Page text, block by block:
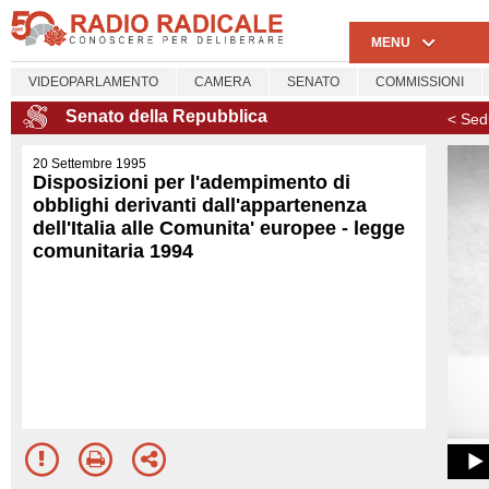
MENU
VIDEOPARLAMENTO CAMERA SENATO COMMISSIONI
Senato della Repubblica <
20 Settembre 1995
Disposizioni per l'adempimento di
obblighi derivanti dall'appartenenza
dell'Italia alle Comunita' europee - legge
comunitaria 1994